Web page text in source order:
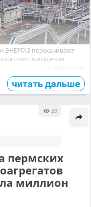
ЭНЕРГАЗ перекачивают
месторождения
читать дальше
29
пермских
миллион